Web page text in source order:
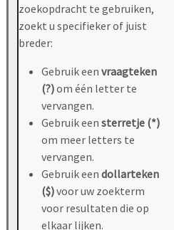
zoekopdracht te gebruiken,
zoekt u specifieker of juist
breder:
Gebruik een vraagteken
(?)om één letter te
vervangen.
Gebruik een sterretje (*)
om meer letters te
vervangen.
Gebruik een dollarteken
($)voor uw zoekterm
voor resultaten die op
elkaar lijken.